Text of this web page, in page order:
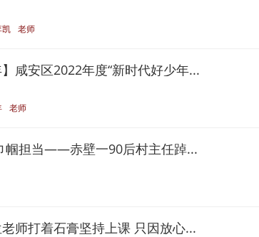
凯 老师
】咸安区2022年度“新时代好少年...
老师
帼担当——赤壁一90后村主任踔...
师打着石膏坚持上课 只因放心...